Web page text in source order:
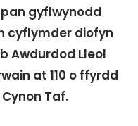
gyflwynodd
cyflymder diofyn
Awdurdod Lleol
at 110 o ffyrdd
Taf.